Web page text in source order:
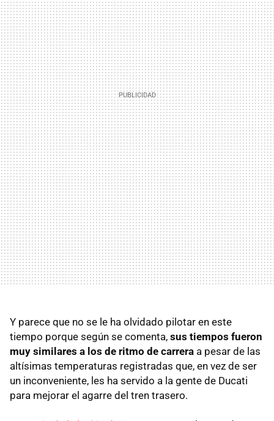
Y parece que no se le ha olvidado pilotar en este
tiempo porque según se comenta, sus tiempos fueron
muy similares a los de ritmo de carrera a pesar de las
altísimas temperaturas registradas que, en vez de ser
un inconveniente, les ha servido a la gente de Ducati
para mejorar el agarre del tren trasero.